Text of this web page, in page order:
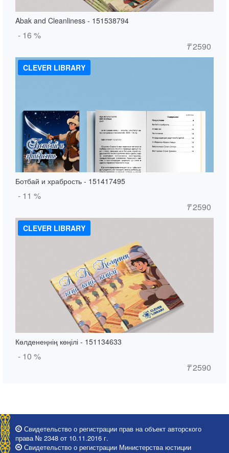
Abak and Cleanliness - 151538794
- 16 %
₸2590
CLEVER LIBRARY
Ботбай и храбрость - 151417495
- 11 %
₸2590
CLEVER LIBRARY
Көлденеңнің көңілі - 151134633
- 10 %
₸2590
Свидетельство о регистрации прав на объект авторского
права № 2348 от 10.11.2016 г.
Свидетельство о регистрации Министерства юстиции